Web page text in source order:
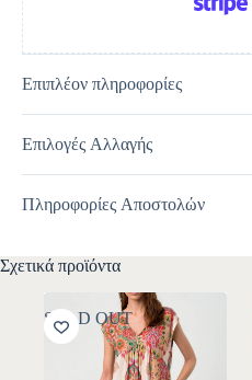
Επιπλέον πληροφορίες
Επιλογές Αλλαγής
Πληροφορίες Αποστολών
Σχετικά προϊόντα
SOLD OUT